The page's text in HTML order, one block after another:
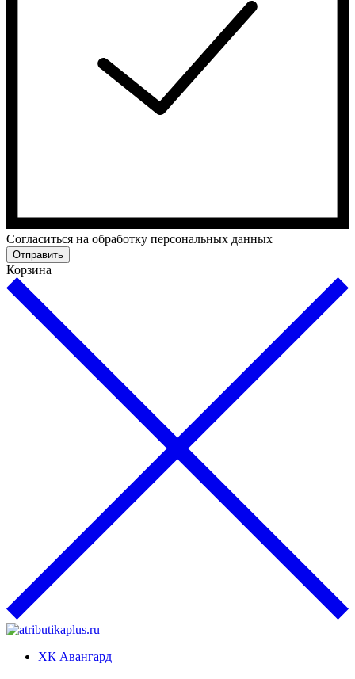
Cогласиться на обработку персональных данных
Отправить
Корзина
ХК Авангард